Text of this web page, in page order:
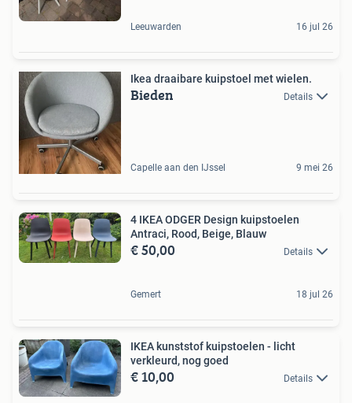
Leeuwarden 16 jul 26
Ikea draaibare kuipstoel met wielen.
Bieden Details
Capelle aan den IJssel 9 mei 26
4 IKEA ODGER Design kuipstoelen
Antraci, Rood, Beige, Blauw
€ 50,00 Details
Gemert 18 jul 26
IKEA kunststof kuipstoelen - licht
verkleurd, nog goed
€ 10,00 Details